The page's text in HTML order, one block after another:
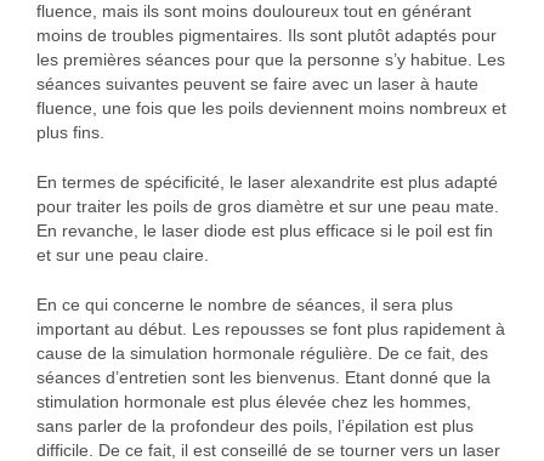
fluence, mais ils sont moins douloureux tout en générant
moins de troubles pigmentaires. Ils sont plutôt adaptés pour
les premières séances pour que la personne s’y habitue. Les
séances suivantes peuvent se faire avec un laser à haute
fluence, une fois que les poils deviennent moins nombreux et
plus fins.
En termes de spécificité, le laser alexandrite est plus adapté
pour traiter les poils de gros diamètre et sur une peau mate.
En revanche, le laser diode est plus efficace si le poil est fin
et sur une peau claire.
En ce qui concerne le nombre de séances, il sera plus
important au début. Les repousses se font plus rapidement à
cause de la simulation hormonale régulière. De ce fait, des
séances d’entretien sont les bienvenus. Etant donné que la
stimulation hormonale est plus élevée chez les hommes,
sans parler de la profondeur des poils, l’épilation est plus
difficile. De ce fait, il est conseillé de se tourner vers un laser